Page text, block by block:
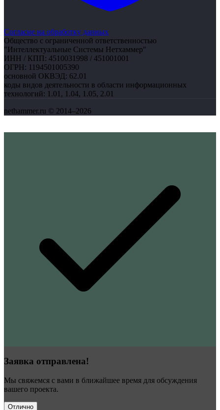
Согласие на обработку данных
Общество с ограниченной ответственностью
"Интеллектуальные Системы Нетхаммер"
ИНН / КПП: 4510031998 / 451001001
ОГРН: 1194501005390
основной ОКВЭД: 62.01
коды видов деятельности в области информационных
технологий: 1.01, 1.04, 1.05, 2.01
nethammer.ru © 2014–2026
Заявка отправлена!
Мы свяжемся с вами в ближайшее время для обсуждения
вашего проекта.
Отлично